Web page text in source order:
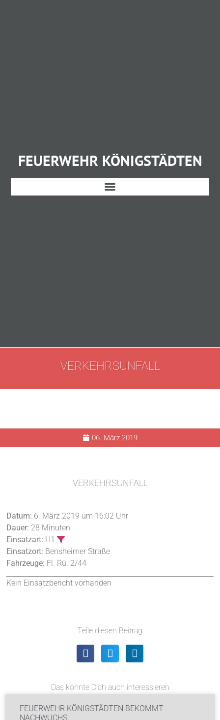
FEUERWEHR KÖNIGSTÄDTEN
VERKEHRSUNFALL
06. März 2019
VERKEHRSUNFALL
Datum: 6. März 2019 um 16:02 Uhr
Dauer: 28 Minuten
Einsatzart: H1
Einsatzort: Bensheimer Straße
Fahrzeuge: Fl. Rü. 2/44
Kein Einsatzbericht vorhanden
Teile diesen Beitrag
Das könnte Dich auch interessieren
FEUERWEHR KÖNIGSTÄDTEN BEKOMMT
NACHWUCHS